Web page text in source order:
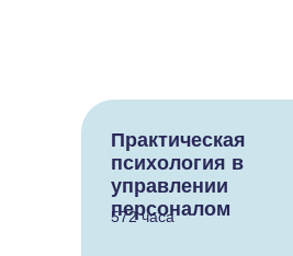
Педагогика
профессионального
образования
256 часов
Практическая
психология в
управлении
персоналом
572 часа